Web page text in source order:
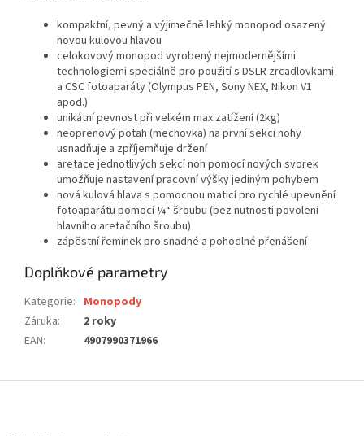
kompaktní, pevný a výjimečně lehký monopod osazený
novou kulovou hlavou
celokovový monopod vyrobený nejmodernějšími
technologiemi speciálně pro použití s DSLR zrcadlovkami
a CSC fotoaparáty (Olympus PEN, Sony NEX, Nikon V1
apod.)
unikátní pevnost při velkém max.zatížení (2kg)
neoprenový potah (mechovka) na první sekci nohy
usnadňuje a zpříjemňuje držení
aretace jednotlivých sekcí noh pomocí nových svorek
umožňuje nastavení pracovní výšky jediným pohybem
nová kulová hlava s pomocnou maticí pro rychlé upevnění
fotoaparátu pomocí ¼“ šroubu (bez nutnosti povolení
hlavního aretačního šroubu)
zápěstní řemínek pro snadné a pohodlné přenášení
Doplňkové parametry
Kategorie: Monopody
Záruka:
2 roky
EAN: 4907990371966